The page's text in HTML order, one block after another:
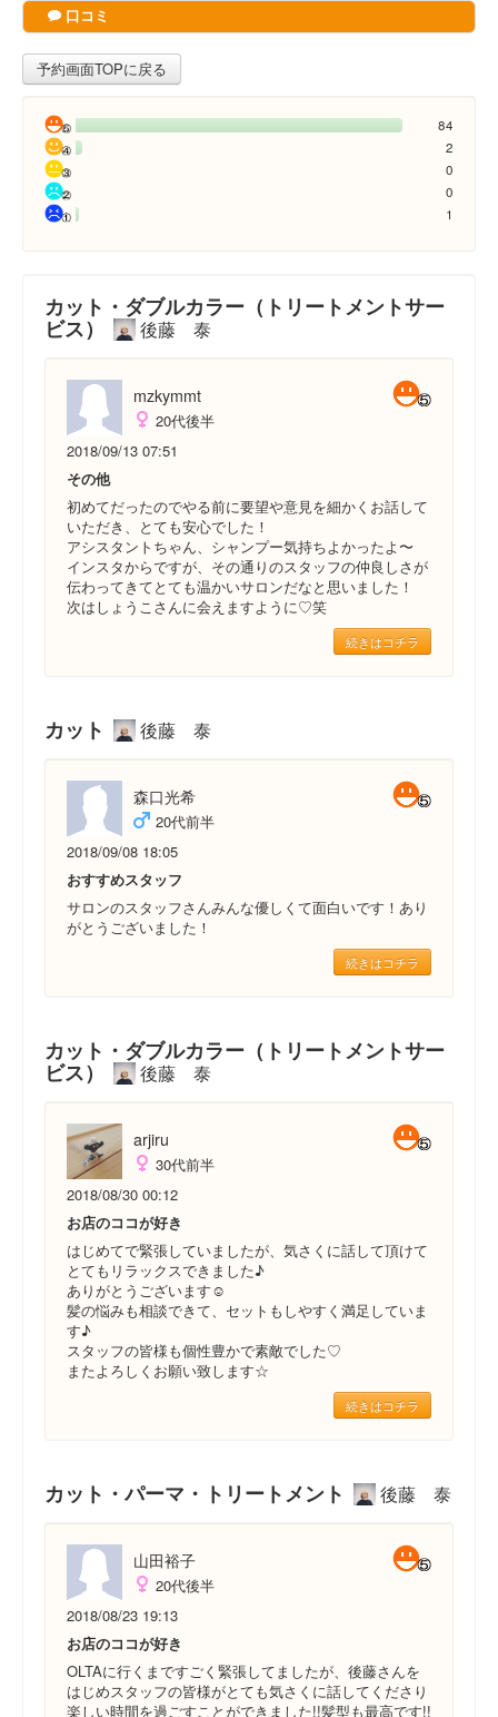
口コミ
予約画面TOPに戻る
84
2
0
0
1
カット・ダブルカラー（トリートメントサー
ビス） 後藤 泰
mzkymmt
20代後半
2018/09/13 07:51
その他
初めてだったのでやる前に要望や意見を細かくお話して
いただき、とても安心でした！
アシスタントちゃん、シャンプー気持ちよかったよ〜
インスタからですが、その通りのスタッフの仲良しさが
伝わってきてとても温かいサロンだなと思いました！
次はしょうこさんに会えますように♡笑
続きはコチラ
カット 後藤 泰
森口光希
20代前半
2018/09/08 18:05
おすすめスタッフ
サロンのスタッフさんみんな優しくて面白いです！あり
がとうございました！
続きはコチラ
カット・ダブルカラー（トリートメントサー
ビス） 後藤 泰
arjiru
30代前半
2018/08/30 00:12
お店のココが好き
はじめてで緊張していましたが、気さくに話して頂けて
とてもリラックスできました♪
ありがとうございます☺︎
髪の悩みも相談できて、セットもしやすく満足していま
す♪
スタッフの皆様も個性豊かで素敵でした♡
またよろしくお願い致します☆
続きはコチラ
カット・パーマ・トリートメント 後藤 泰
山田裕子
20代後半
2018/08/23 19:13
お店のココが好き
OLTAに行くまですごく緊張してましたが、後藤さんを
はじめスタッフの皆様がとても気さくに話してくださり
楽しい時間を過ごすことができました!!髪型も最高です!!